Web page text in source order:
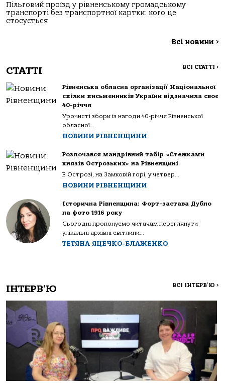
Пільговий проїзд у рівненському громадському
транспорті без транспортної картки: кого це
стосується
Всі новини >
СТАТТІ ВСІ СТАТТІ >
Рівненська обласна організації Національної
спілки письменників України відзначила своє
40-річчя
Урочисті збори із нагоди 40-річчя Рівненської
обласної...
НОВИНИ РІВНЕНЩИНИ
Розпочався мандрівний табір «Стежками
князів Острозьких» на Рівненщині
В Острозі, на Замковій горі, у четвер...
НОВИНИ РІВНЕНЩИНИ
Історична Рівненщина: Форт-застава Дубно
на фото 1916 року
Сьогодні пропонуємо читачам переглянути
унікальні архівні світлини...
ТЕТЯНА ЯЦЕЧКО-БЛАЖЕНКО
ІНТЕРВ'Ю ВСІ ІНТЕРВ'Ю >